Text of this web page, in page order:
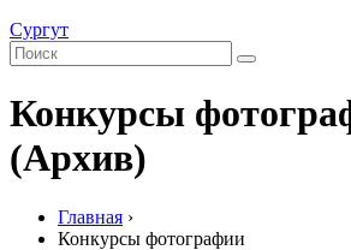
Сургут
Конкурсы
(Архив)
Главная ›
Конкурсы фотографии